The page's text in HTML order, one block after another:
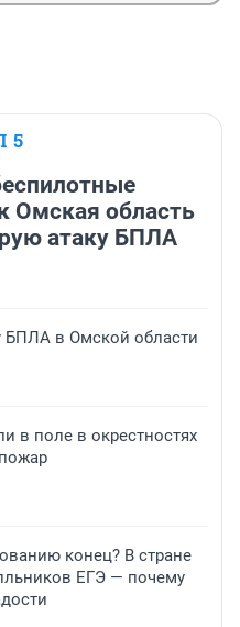
5
Омская область
атаку БПЛА
БПЛА в Омской области
в поле в окрестностях
конец? В стране
ЕГЭ — почему